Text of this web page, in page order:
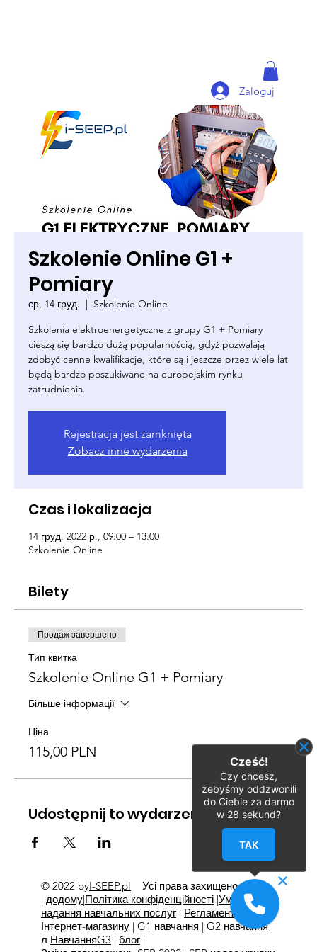
Zaloguj
Szkolenie Online G1 +
Pomiary
ср, 14 груд.
  |
Szkolenie Online
Szkolenia elektroenergetyczne z grupy G1 + Pomiary
cieszą się bardzo dużą popularnością, gdyż pozwalają
zdobyć cenne kwalifikacje, które są i jeszcze przez wiele lat
będą bardzo poszukiwane na europejskim rynku
zatrudnienia.
Rejestracja jest zamknięta
Zobacz inne wydarzenia
Czas i lokalizacja
14 груд. 2022 р., 09:00 – 13:00
Szkolenie Online
Bilety
Продаж завершено
Тип квитка
Szkolenie Online G1 + Pomiary
Більше інформації
Ціна
115,00 PLN
Udostępnij to wydarzenie
© 2022 byI-SEEP.pl
Усі права захищено
| додому|Політика конфіденційності|Умови
надання навчальних послуг| Регламент
Інтернет-магазину | G1 навчання | G2 навчання
л НавчанняG3 | блог|
Cześć!
Czy chcesz,
żebyśmy oddzwonili
do Ciebie za darmo
w 28 sekund?
TAK